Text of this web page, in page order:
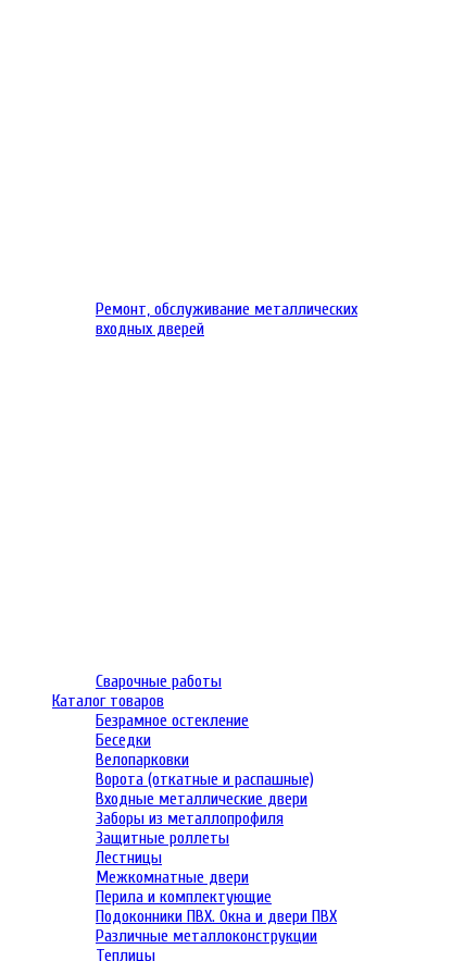
Ремонт, обслуживание металлических
входных дверей
Сварочные работы
Каталог товаров
Безрамное остекление
Беседки
Велопарковки
Ворота (откатные и распашные)
Входные металлические двери
Заборы из металлопрофиля
Защитные роллеты
Лестницы
Межкомнатные двери
Перила и комплектующие
Подоконники ПВХ. Окна и двери ПВХ
Различные металлоконструкции
Теплицы